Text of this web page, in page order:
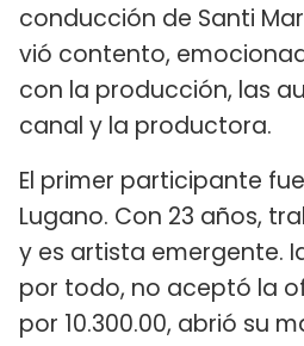
conducción de Santi
vió contento,
con la producción, las
canal y la productora.
El primer participante fue
Lugano. Con 23 años,
y es artista emergente.
por todo, no aceptó la
por 10.300.00, abrió su